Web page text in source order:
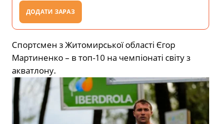
ДОДАТИ ЗАРАЗ
Спортсмен з Житомирської області Єгор
Мартиненко – в топ-10 на чемпіонаті світу з
акватлону.